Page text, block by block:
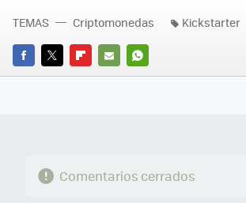
FACEBOOK
TWITTERFLIPBOARD
E-
WHATSAPP
TEMAS Criptomonedas Kickstarter
Comentarios cerrados